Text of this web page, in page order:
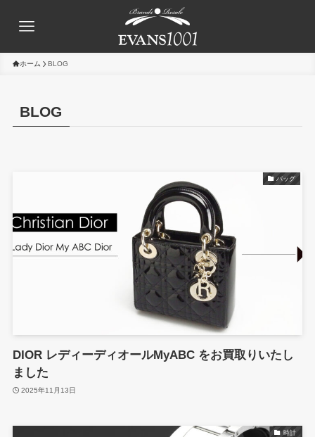
ホーム BLOG
BLOG
バッグ
DIOR レディーディオールMyABC をお買取りいたし
ました
2025年11月13日
時計